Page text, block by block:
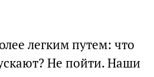
легким путем: что
Не пойти. Наши